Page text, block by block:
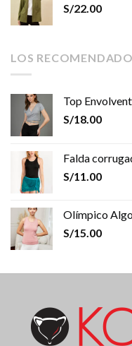
S/22.00
LOS
Top
S/18.00
Falda
S/11.00
Olímpico
S/15.00